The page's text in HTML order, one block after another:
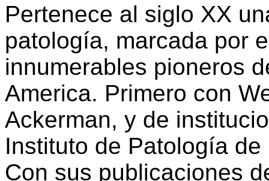
Pertenece al siglo XX
patología, marcada por
innumerables pioneros
America. Primero con
Ackerman, y de
Instituto de Patología
Con sus publicaciones